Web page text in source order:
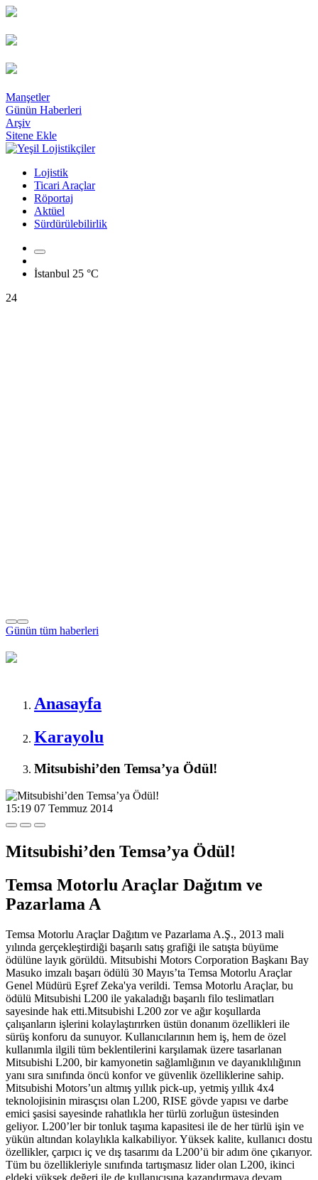
Manşetler
Günün Haberleri
Arşiv
Sitene Ekle
Lojistik
Ticari Araçlar
Röportaj
Aktüel
Sürdürülebilirlik
İstanbul 25 °C
24
Günün tüm haberleri
Anasayfa
Karayolu
Mitsubishi’den Temsa’ya Ödül!
15:19 07 Temmuz 2014
Mitsubishi’den Temsa’ya Ödül!
Temsa Motorlu Araçlar Dağıtım ve
Pazarlama A
Temsa Motorlu Araçlar Dağıtım ve Pazarlama A.Ş., 2013 mali
yılında gerçekleştirdiği başarılı satış grafiği ile satışta büyüme
ödülüne layık görüldü. Mitsubishi Motors Corporation Başkanı Bay
Masuko imzalı başarı ödülü 30 Mayıs’ta Temsa Motorlu Araçlar
Genel Müdürü Eşref Zeka'ya verildi. Temsa Motorlu Araçlar, bu
ödülü Mitsubishi L200 ile yakaladığı başarılı filo teslimatları
sayesinde hak etti.Mitsubishi L200 zor ve ağır koşullarda
çalışanların işlerini kolaylaştırırken üstün donanım özellikleri ile
sürüş konforu da sunuyor. Kullanıcılarının hem iş, hem de özel
kullanımla ilgili tüm beklentilerini karşılamak üzere tasarlanan
Mitsubishi L200, bir kamyonetin sağlamlığının ve dayanıklılığının
yanı sıra sınıfında öncü konfor ve güvenlik özelliklerine sahip.
Mitsubishi Motors’un altmış yıllık pick-up, yetmiş yıllık 4x4
teknolojisinin mirasçısı olan L200, RISE gövde yapısı ve darbe
emici şasisi sayesinde rahatlıkla her türlü zorluğun üstesinden
geliyor. L200’ler bir tonluk taşıma kapasitesi ile de her türlü işin ve
yükün altından kolaylıkla kalkabiliyor. Yüksek kalite, kullanıcı dostu
özellikler, çarpıcı iç ve dış tasarımı da L200’ü bir adım öne çıkarıyor.
Tüm bu özellikleriyle sınıfında tartışmasız lider olan L200, ikinci